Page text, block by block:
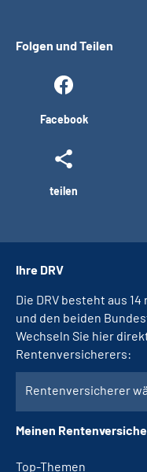
Folgen und Teilen
Facebook
teilen
Top-Themen
Ihre DRV
Die DRV besteht aus
und den beiden
Wechseln Sie hier
Rentenversicherers:
Rentenversicherer
Meinen